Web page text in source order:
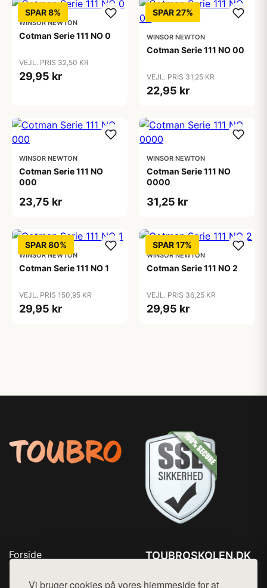
Vi bruger cookies på vores hjemmeside for at
SPAR 8%
WINSOR NEWTON
Cotman Serie 111 NO 0
VEJL. PRIS 32,50 KR
29,95 kr
SPAR 27%
WINSOR NEWTON
Cotman Serie 111 NO 00
VEJL. PRIS 31,25 KR
22,95 kr
WINSOR NEWTON
Cotman Serie 111 NO
000
23,75 kr
WINSOR NEWTON
Cotman Serie 111 NO
0000
31,25 kr
SPAR 80%
WINSOR NEWTON
Cotman Serie 111 NO 1
VEJL. PRIS 150,95 KR
29,95 kr
SPAR 17%
WINSOR NEWTON
Cotman Serie 111 NO 2
VEJL. PRIS 36,25 KR
29,95 kr
Forside
Top Rabatter
TOUBROSKOLEN.DK